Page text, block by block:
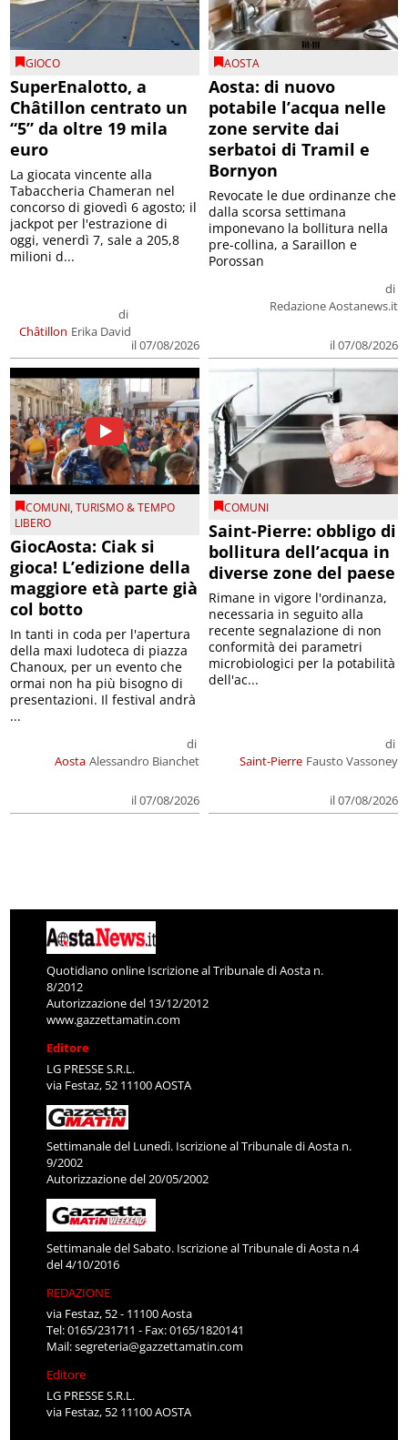
GIOCO
SuperEnalotto, a
Châtillon centrato un
“5” da oltre 19 mila
euro
Châtillon
di
Erika David
il 07/08/2026
La giocata vincente alla
Tabaccheria Chameran nel
concorso di giovedì 6 agosto; il
jackpot per l'estrazione di
oggi, venerdì 7, sale a 205,8
milioni d...
AOSTA
Aosta: di nuovo
potabile l’acqua nelle
zone servite dai
serbatoi di Tramil e
Bornyon
di
Redazione Aostanews.it
il 07/08/2026
Revocate le due ordinanze che
dalla scorsa settimana
imponevano la bollitura nella
pre-collina, a Saraillon e
Porossan
COMUNI,TURISMO & TEMPO
LIBERO
GiocAosta: Ciak si
gioca! L’edizione della
maggiore età parte già
col botto
Aosta
di
Alessandro Bianchet
il 07/08/2026
In tanti in coda per l'apertura
della maxi ludoteca di piazza
Chanoux, per un evento che
ormai non ha più bisogno di
presentazioni. Il festival andrà
...
COMUNI
Saint-Pierre: obbligo di
bollitura dell’acqua in
diverse zone del paese
Saint-Pierre
di
Fausto Vassoney
il 07/08/2026
Rimane in vigore l'ordinanza,
necessaria in seguito alla
recente segnalazione di non
conformità dei parametri
microbiologici per la potabilità
dell'ac...
Quotidiano online Iscrizione al Tribunale di Aosta n.
8/2012
Autorizzazione del 13/12/2012
www.gazzettamatin.com
Editore
LG PRESSE S.R.L.
via Festaz, 52 11100 AOSTA
Settimanale del Lunedì. Iscrizione al Tribunale di Aosta n.
9/2002
Autorizzazione del 20/05/2002
Settimanale del Sabato. Iscrizione al Tribunale di Aosta n.4
del 4/10/2016
REDAZIONE
via Festaz, 52 - 11100 Aosta
Tel: 0165/231711 - Fax: 0165/1820141
Mail:segreteria@gazzettamatin.com
Editore
LG PRESSE S.R.L.
via Festaz, 52 11100 AOSTA